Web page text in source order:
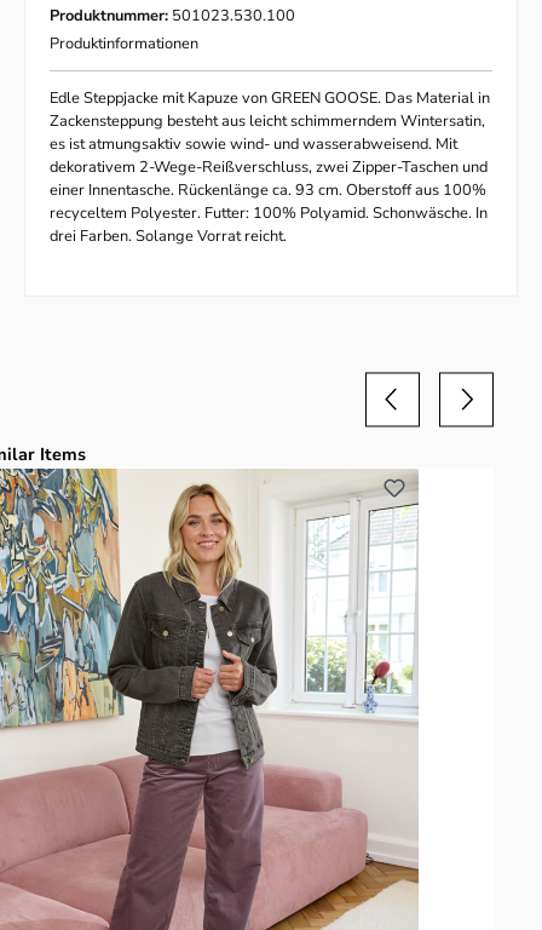
Produktnummer: 501023.530.100
Produktinformationen
Edle Steppjacke mit Kapuze von GREEN GOOSE. Das Material in
Zackensteppung besteht aus leicht schimmerndem Wintersatin,
es ist atmungsaktiv sowie wind- und wasserabweisend. Mit
dekorativem 2-Wege-Reißverschluss, zwei Zipper-Taschen und
einer Innentasche. Rückenlänge ca. 93 cm. Oberstoff aus 100%
recyceltem Polyester. Futter: 100% Polyamid. Schonwäsche. In
drei Farben. Solange Vorrat reicht.
überspringen
Items